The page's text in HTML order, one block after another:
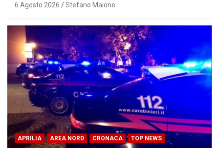
6 Agosto 2026 Stefano Maione
APRILIA AREA NORD CRONACA TOP NEWS